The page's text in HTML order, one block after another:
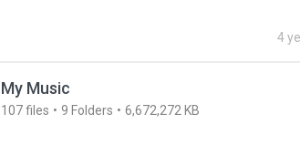
4
My Music
107files 9 Folders 6,672,272 KB